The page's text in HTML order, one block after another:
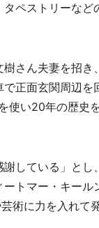
ペストリーなど
さん夫妻を招き
正面玄関周辺
使い20年の歴史
している」とし
トマー・キール
術に力を入れて